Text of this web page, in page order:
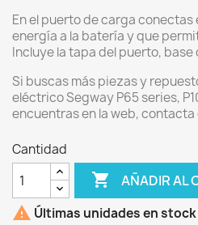
En el puerto de carga
energía a la batería y que
Incluye la tapa del puerto,
Si buscas más piezas y
eléctrico Segway P65 series,
encuentras en la web, contacta
Cantidad
 AÑADIR AL
 Últimas unidades en stock